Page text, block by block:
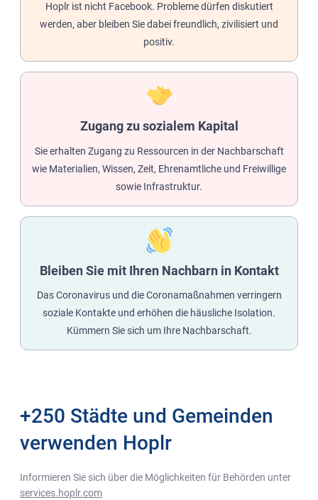
Hoplr ist nicht Facebook. Probleme dürfen diskutiert
werden, aber bleiben Sie dabei freundlich, zivilisiert und
positiv.
Zugang zu sozialem Kapital
Sie erhalten Zugang zu Ressourcen in der Nachbarschaft
wie Materialien, Wissen, Zeit, Ehrenamtliche und Freiwillige
sowie Infrastruktur.
Bleiben Sie mit Ihren Nachbarn in Kontakt
Das Coronavirus und die Coronamaßnahmen verringern
soziale Kontakte und erhöhen die häusliche Isolation.
Kümmern Sie sich um Ihre Nachbarschaft.
+250 Städte und Gemeinden
verwenden Hoplr
Informieren Sie sich über die Möglichkeiten für Behörden unter
services.hoplr.com